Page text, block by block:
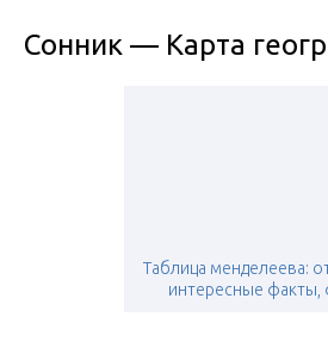
Сонник — Карта
Таблица менделеева:
интересные факты,